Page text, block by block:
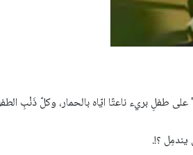
طفلِ بريء ناعتًا ايّاه بالحمار، وكلّ ذَنْبِ
يندمِل ؟!.